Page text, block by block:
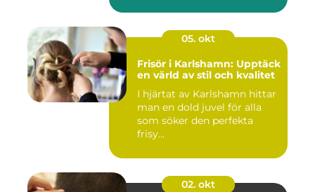
05. okt
Frisör i Karlshamn: Upptäck
en värld av stil och kvalitet
I hjärtat av Karlshamn hittar
man en dold juvel för alla
som söker den perfekta
frisy...
02. okt